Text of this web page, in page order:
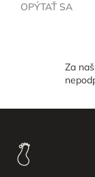
OPÝTAŤ SA
Za